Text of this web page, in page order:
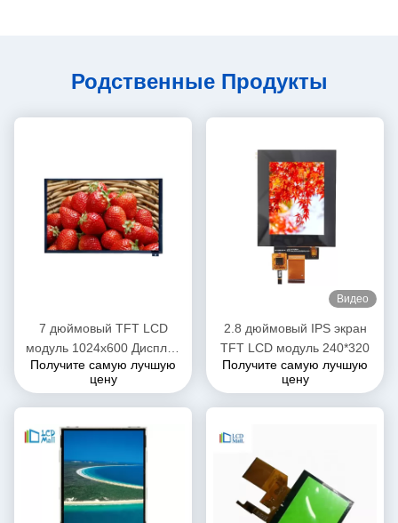
Родственные Продукты
7 дюймовый TFT LCD
модуль 1024x600 Дисплей
для автомобилей с CPT
Touch IPS широким углом
просмотра
Получите самую лучшую
цену
Видео
2.8 дюймовый IPS экран
TFT LCD модуль 240*320
Получите самую лучшую
цену